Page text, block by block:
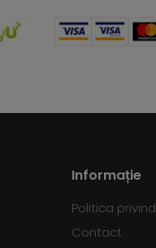
Informație
Politica
Contact